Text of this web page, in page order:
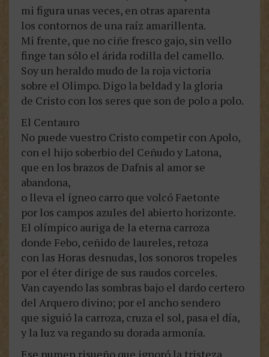
mi figura unas veces, en otras aparenta
los contornos de una raíz amarillenta.
Mi frente, que no ciñe fresco gajo, sin vello
finge tan sólo el árida rodilla del camello.
Soy un heraldo mudo de la roja victoria
sobre el Olimpo. Digo la beldad y la gloria
de Cristo con los seres que son de polo a polo.
El Centauro
No puede vuestro Cristo competir con Apolo,
con el hijo soberbio del Ceñudo y Latona,
que en los brazos de Dafnis al amor se
abandona,
o lleva el ígneo carro que volcó Faetonte
por los campos azules del abierto horizonte.
El olímpico auriga de la eterna carroza
donde Febo, ceñido de laureles, retoza
con las Horas desnudas, los sonoros tropeles
por el éter dirige de sus raudos corceles.
Van cayendo las sombras bajo el dardo certero
del Arquero divino; por el ancho sendero
que siguió la carroza, cruza el sol, pasa el día,
y la luz va regando su dorada armonía.
Ese numen risueño que ignoró la tristeza